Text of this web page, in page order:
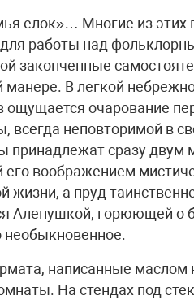
елок»… Многие из
работы над
законченные
В легкой
очарование
всегда неповторимой в
принадлежат сразу двум
его воображением
жизни, а пруд
Аленушкой, горюющей о
необыкновенное.
написанные маслом
На стендах под